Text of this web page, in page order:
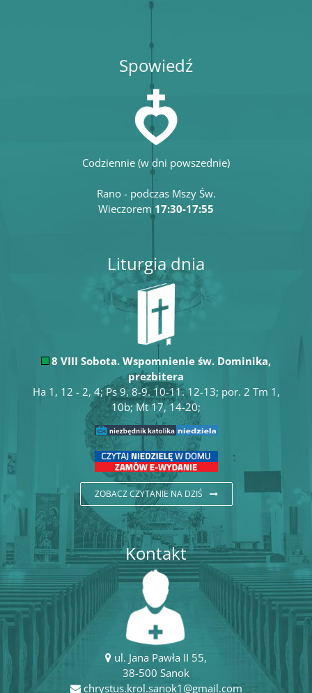
Spowiedź
Codziennie (w dni powszednie)
Rano - podczas Mszy Św.
Wieczorem 17:30-17:55
Liturgia dnia
8 VIII Sobota. Wspomnienie św. Dominika,
prezbitera
Ha 1, 12 - 2, 4; Ps 9, 8-9. 10-11. 12-13; por. 2 Tm 1,
10b; Mt 17, 14-20;
ZOBACZ CZYTANIE NA DZIŚ
Kontakt
ul. Jana Pawła II 55,
38-500 Sanok
chrystus.krol.sanok1@gmail.com